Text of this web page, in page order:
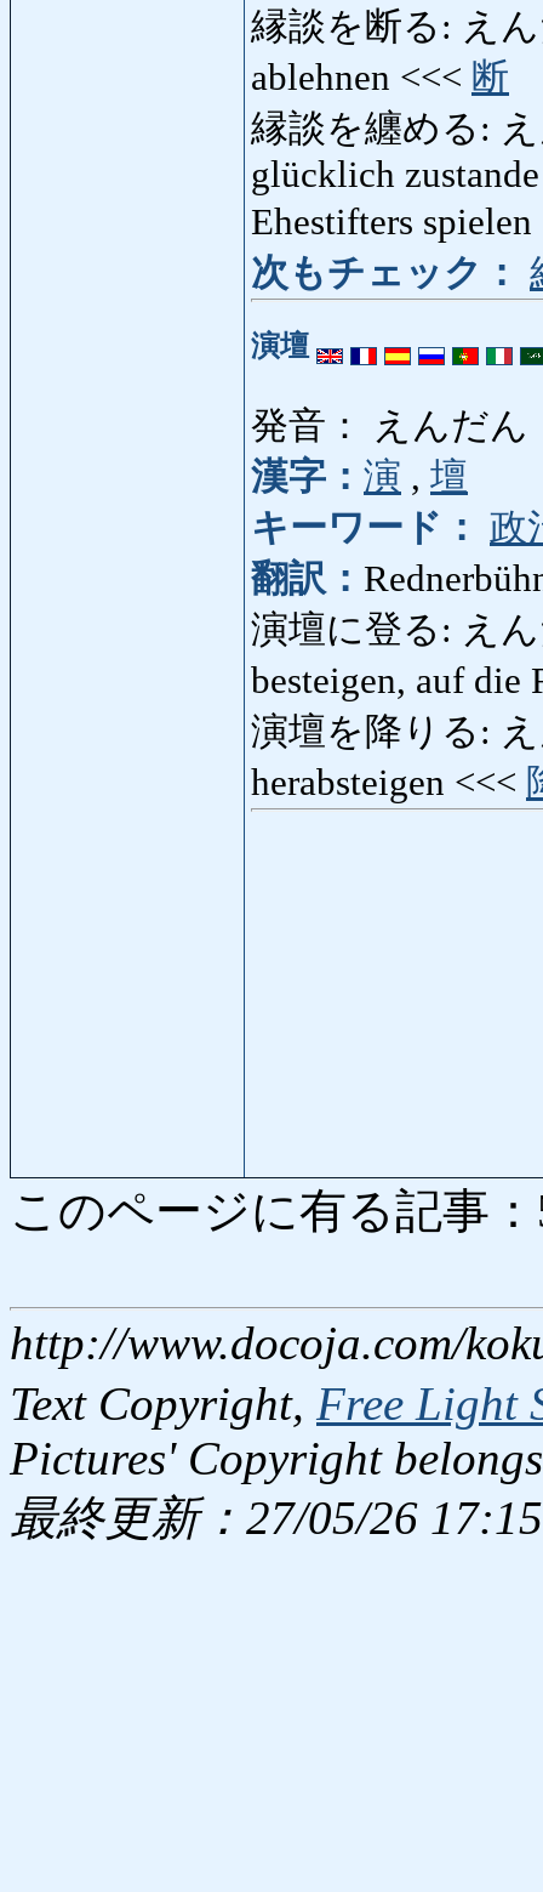
縁談を断る: え
ablehnen <<< 断
縁談を纏める:
glücklich
Ehestifters
次もチェック：
演壇
発音： えんだん
漢字： 演 , 壇
キーワード： 政
翻訳：
演壇に登る: え
besteigen, auf die
演壇を降りる: え
herabsteigen <<<
このページに有る記事
http://www.docoja.com/
Text Copyright, Free Light
Pictures' Copyright
最終更新：27/05/26 17:15